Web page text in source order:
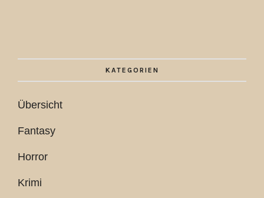
KATEGORIEN
Übersicht
Fantasy
Horror
Krimi